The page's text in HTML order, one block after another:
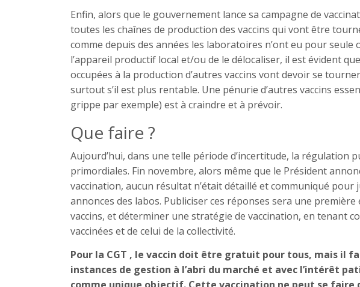
Enfin, alors que le gouvernement lance sa campagne de
toutes les chaînes de production des vaccins qui vont être
comme depuis des années les laboratoires n’ont eu pour seule
l’appareil productif local et/ou de le délocaliser, il est évident
occupées à la production d’autres vaccins vont devoir se
surtout s’il est plus rentable. Une pénurie d’autres vaccins
grippe par exemple) est à craindre et à prévoir.
Que faire ?
Aujourd’hui, dans une telle période d’incertitude, la régulation
primordiales. Fin novembre, alors même que le Président
vaccination, aucun résultat n’était détaillé et communiqué pour
annonces des labos. Publiciser ces réponses sera une
vaccins, et déterminer une stratégie de vaccination, en tenant
vaccinées et de celui de la collectivité.
Pour la CGT , le vaccin doit être gratuit pour tous, mais il
instances de gestion à l’abri du marché et avec l’intérêt